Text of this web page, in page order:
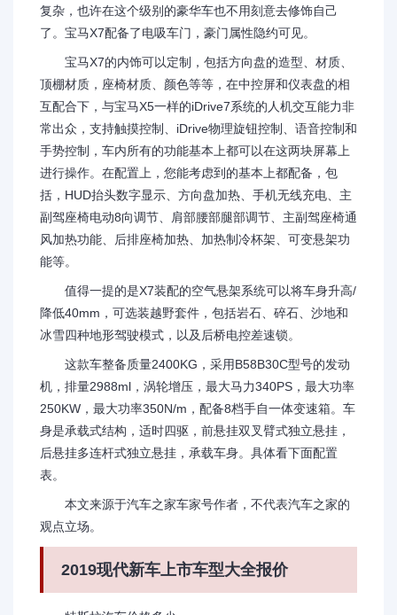
复杂，也许在这个级别的豪华车也不用刻意去修饰自己
了。宝马X7配备了电吸车门，豪门属性隐约可见。
宝马X7的内饰可以定制，包括方向盘的造型、材质、
顶棚材质，座椅材质、颜色等等，在中控屏和仪表盘的相
互配合下，与宝马X5一样的iDrive7系统的人机交互能力非
常出众，支持触摸控制、iDrive物理旋钮控制、语音控制和
手势控制，车内所有的功能基本上都可以在这两块屏幕上
进行操作。在配置上，您能考虑到的基本上都配备，包
括，HUD抬头数字显示、方向盘加热、手机无线充电、主
副驾座椅电动8向调节、肩部腰部腿部调节、主副驾座椅通
风加热功能、后排座椅加热、加热制冷杯架、可变悬架功
能等。
值得一提的是X7装配的空气悬架系统可以将车身升高/
降低40mm，可选装越野套件，包括岩石、碎石、沙地和
冰雪四种地形驾驶模式，以及后桥电控差速锁。
这款车整备质量2400KG，采用B58B30C型号的发动
机，排量2988ml，涡轮增压，最大马力340PS，最大功率
250KW，最大功率350N/m，配备8档手自一体变速箱。车
身是承载式结构，适时四驱，前悬挂双叉臂式独立悬挂，
后悬挂多连杆式独立悬挂，承载车身。具体看下面配置
表。
本文来源于汽车之家车家号作者，不代表汽车之家的
观点立场。
2019现代新车上市车型大全报价